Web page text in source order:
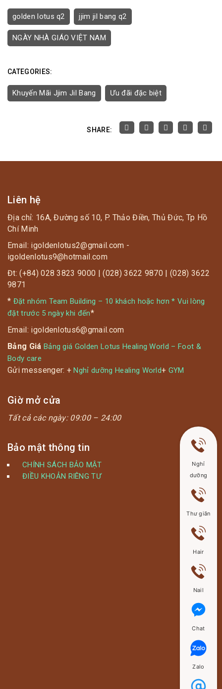
golden lotus q2 jjim jil bang q2
NGÀY NHÀ GIÁO VIỆT NAM
CATEGORIES:
Khuyến Mãi Jjim Jil Bang Ưu đãi đặc biệt
SHARE:
Liên hệ
Địa chỉ: 16A, Đường số 10, P. Thảo Điền, Thủ Đức, Tp Hồ
Chí Minh
Email: igoldenlotus2@gmail.com -
igoldenlotus9@hotmail.com
Đt: (+84) 028 3823 9000 | (028) 3622 9870 | (028) 3622
9871
* Đặt nhóm Team Building – 10 khách hoặc hơn * Vui lòng
đặt trước 5 ngày khi đến*
Email: igoldenlotus6@gmail.com
Bảng Giá Bảng giá Golden Lotus Healing World – Foot &
Body care
Gửi messenger: +Nghỉ dưỡng Healing World+ GYM
Giờ mở cửa
Tất cả các ngày: 09:00 – 24:00
Bảo mật thông tin
CHÍNH SÁCH BẢO MẬT
ĐIỀU KHOẢN RIÊNG TƯ
Nghỉ
dưỡng
Thư giãn
Hair
Nail
Chat
Zalo